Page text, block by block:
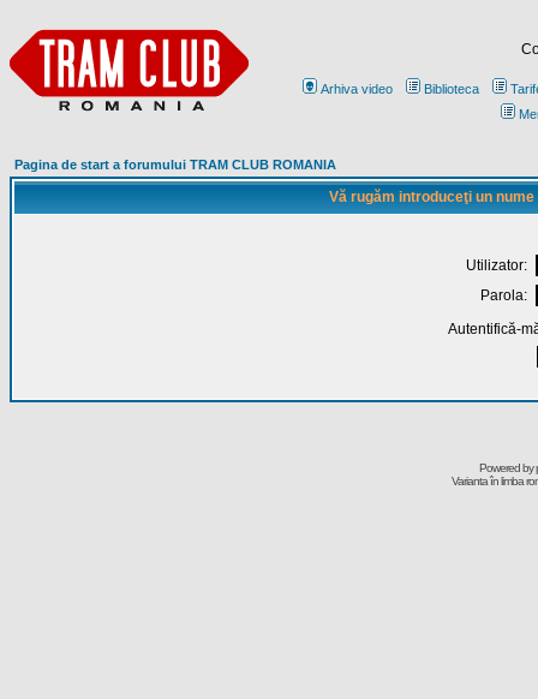
Arhiva video Biblioteca
Pagina de start a forumului TRAM CLUB ROMANIA
Vă rugăm introduceţi un
Utilizator:
Parola:
Autentifică-
Powered by
Varianta în limba